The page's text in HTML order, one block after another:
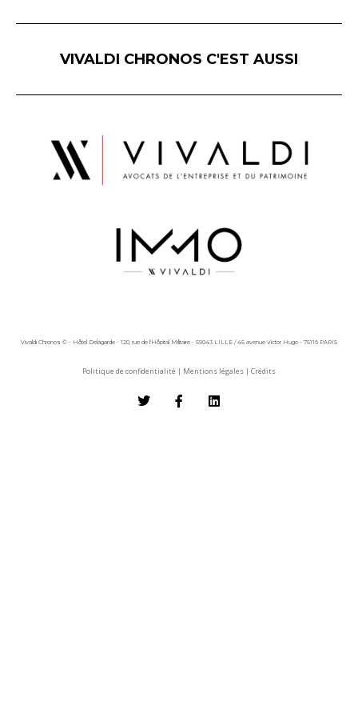
VIVALDI CHRONOS C'EST AUSSI
Vivaldi Chronos © - Hôtel Delagarde - 120, rue de l'Hôpital Militaire - 59043 LILLE / 45 avenue Victor Hugo - 75116 PARIS
Politique de confidentialité | Mentions légales | Crédits